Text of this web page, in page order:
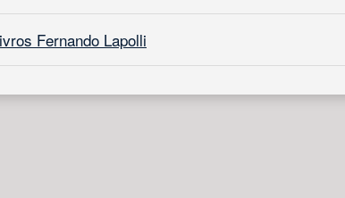
Fernando Lapolli